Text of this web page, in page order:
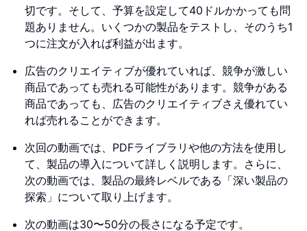
切です。そして、予算を設定して40ドルかかっても問
題ありません。いくつかの製品をテストし、そのうち1
つに注文が入れば利益が出ます。
広告のクリエイティブが優れていれば、競争が激しい
商品であっても売れる可能性があります。競争がある
商品であっても、広告のクリエイティブさえ優れてい
れば売れることができます。
次回の動画では、PDFライブラリや他の方法を使用し
て、製品の導入について詳しく説明します。さらに、
次の動画では、製品の最終レベルである「深い製品の
探索」について取り上げます。
次の動画は30〜50分の長さになる予定です。